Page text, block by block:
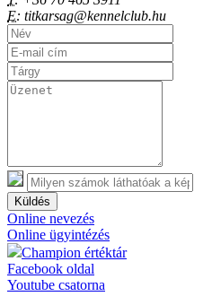
E: titkarsag@kennelclub.hu
Küldés
Online nevezés
Online ügyintézés
Champion értéktár
Facebook oldal
Youtube csatorna